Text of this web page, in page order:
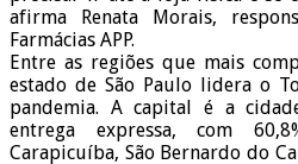
afirma Renata Morais,
Farmácias APP.
Entre as regiões que mais
estado de São Paulo lidera o
pandemia. A capital é a
entrega expressa, com
Carapicuíba, São Bernardo do